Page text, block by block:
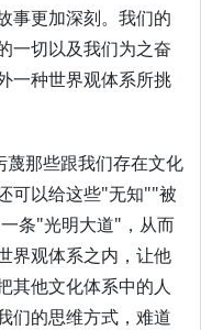
事更加深刻。我们的
一切以及我们为之奋
一种世界观体系所挑
那些跟我们存在文化
可以给这些"无知""被
条"光明大道"，从而
界观体系之内，让他
其他文化体系中的人
们的思维方式，难道